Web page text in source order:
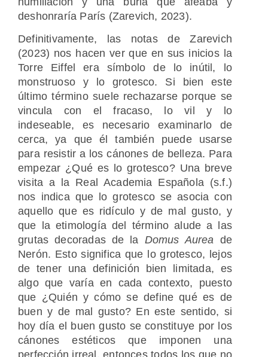
deshonraría París (Zarevich, 2023).
Definitivamente, las notas de Zarevich
(2023) nos hacen ver que en sus inicios la
Torre Eiffel era símbolo de lo inútil, lo
monstruoso y lo grotesco. Si bien este
último término suele rechazarse porque se
vincula con el fracaso, lo vil y lo
indeseable, es necesario examinarlo de
cerca, ya que él también puede usarse
para resistir a los cánones de belleza. Para
empezar ¿Qué es lo grotesco? Una breve
visita a la Real Academia Española (s.f.)
nos indica que lo grotesco se asocia con
aquello que es ridículo y de mal gusto, y
que la etimología del término alude a las
grutas decoradas de la Domus Aurea de
Nerón. Esto significa que lo grotesco, lejos
de tener una definición bien limitada, es
algo que varía en cada contexto, puesto
que ¿Quién y cómo se define qué es de
buen y de mal gusto? En este sentido, si
hoy día el buen gusto se constituye por los
cánones estéticos que imponen una